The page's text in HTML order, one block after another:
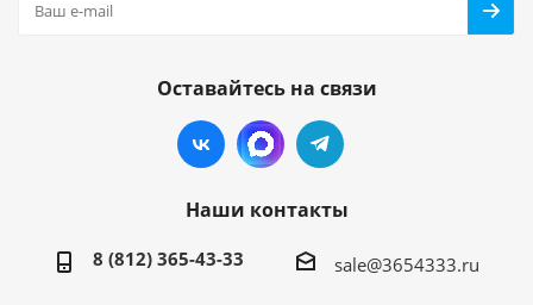
Оставайтесь на связи
Наши контакты
8 (812) 365-43-33 sale@3654333.ru